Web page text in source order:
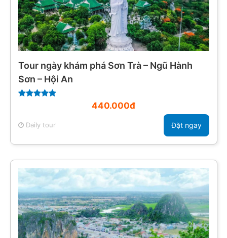
Tour ngày khám phá Sơn Trà – Ngũ Hành
Sơn – Hội An
440.000đ
Daily tour Đặt ngay